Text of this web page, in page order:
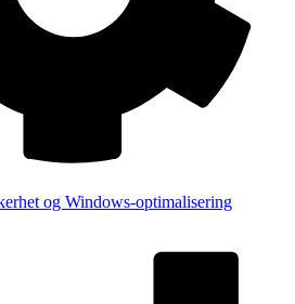
og Windows-optimalisering